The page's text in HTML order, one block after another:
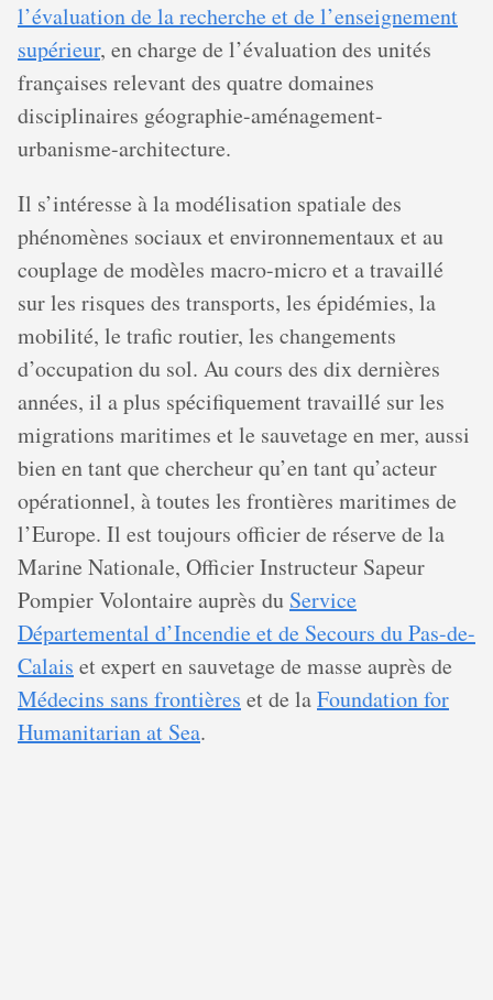
l’évaluation de la recherche et de l’enseignement
supérieur, en charge de l’évaluation des unités
françaises relevant des quatre domaines
disciplinaires géographie-aménagement-
urbanisme-architecture.
Il s’intéresse à la modélisation spatiale des
phénomènes sociaux et environnementaux et au
couplage de modèles macro-micro et a travaillé
sur les risques des transports, les épidémies, la
mobilité, le trafic routier, les changements
d’occupation du sol. Au cours des dix dernières
années, il a plus spécifiquement travaillé sur les
migrations maritimes et le sauvetage en mer, aussi
bien en tant que chercheur qu’en tant qu’acteur
opérationnel, à toutes les frontières maritimes de
l’Europe. Il est toujours officier de réserve de la
Marine Nationale, Officier Instructeur Sapeur
Pompier Volontaire auprès du Service
Départemental d’Incendie et de Secours du Pas-de-
Calais et expert en sauvetage de masse auprès de
Médecins sans frontières et de laFoundation for
Humanitarian at Sea.